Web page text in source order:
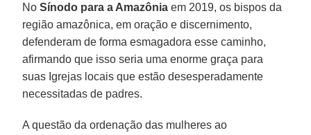
NoSínodo para a Amazônia em 2019, os bispos da
região amazônica, em oração e discernimento,
defenderam de forma esmagadora esse caminho,
afirmando que isso seria uma enorme graça para
suas Igrejas locais que estão desesperadamente
necessitadas de padres.
A questão da ordenação das mulheres ao